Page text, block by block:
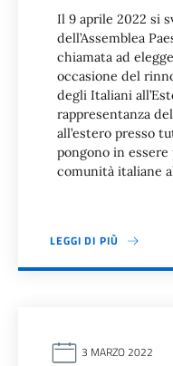
Il 9 aprile 2022 si
dell’Assemblea
chiamata ad
occasione del
degli Italiani
rappresentanza
all’estero presso
pongono in
comunità italiane
LEGGI DI PIÙ
3 MARZO 2022